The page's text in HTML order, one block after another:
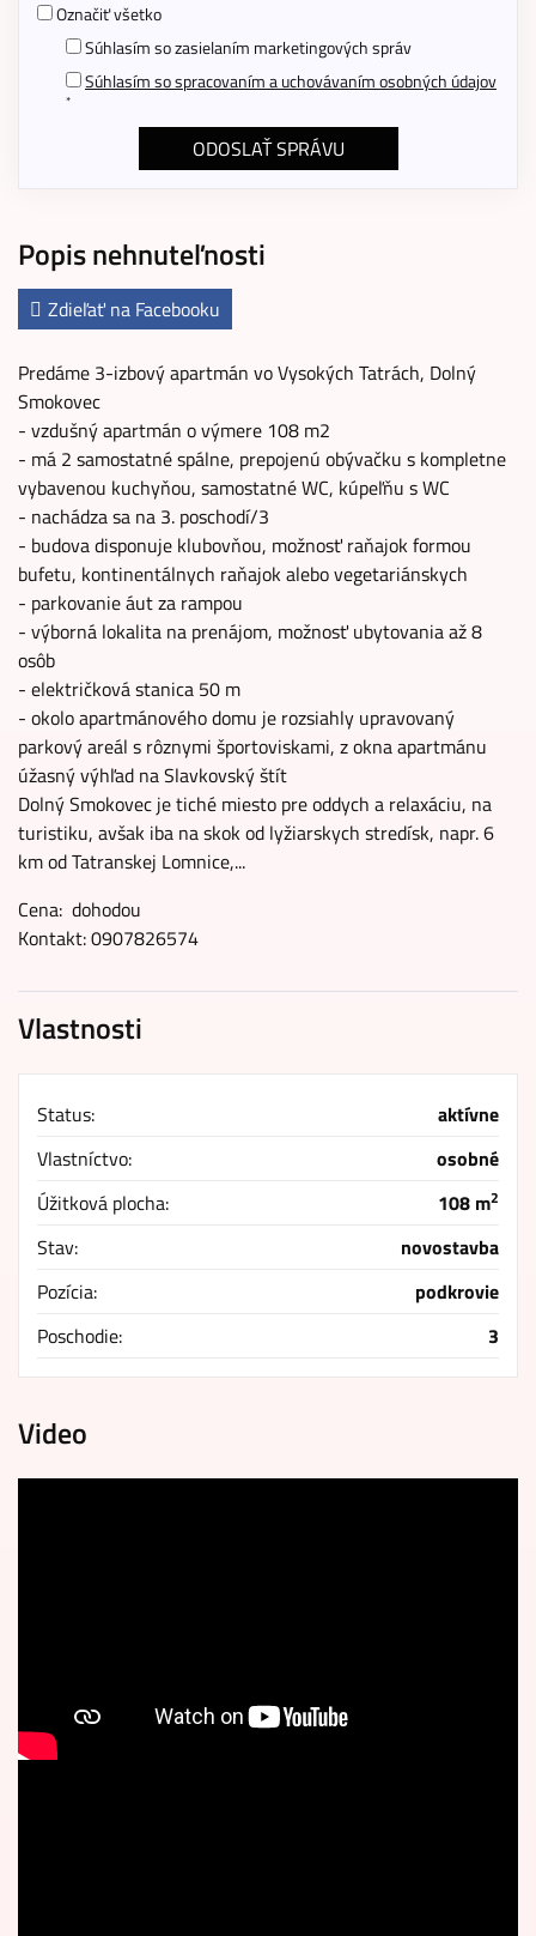
Popis nehnuteľnosti
Zdieľať na Facebooku
Predáme 3-izbový apartmán vo Vysokých Tatrách, Dolný
Smokovec
- vzdušný apartmán o výmere 108 m2
- má 2 samostatné spálne, prepojenú obývačku s kompletne
vybavenou kuchyňou, samostatné WC, kúpeľňu s WC
- nachádza sa na 3. poschodí/3
- budova disponuje klubovňou, možnosť raňajok formou
bufetu, kontinentálnych raňajok alebo vegetariánskych
- parkovanie áut za rampou
- výborná lokalita na prenájom, možnosť ubytovania až 8
osôb
- električková stanica 50 m
- okolo apartmánového domu je rozsiahly upravovaný
parkový areál s rôznymi športoviskami, z okna apartmánu
úžasný výhľad na Slavkovský štít
Dolný Smokovec je tiché miesto pre oddych a relaxáciu, na
turistiku, avšak iba na skok od lyžiarskych stredísk, napr. 6
km od Tatranskej Lomnice,...
Cena: dohodou
Kontakt: 0907826574
Vlastnosti
Status:
aktívne
Vlastníctvo:
osobné
Úžitková plocha:
108 m2
Stav:
novostavba
Pozícia:
podkrovie
Poschodie:
3
Video
Označiť všetko
Súhlasím so zasielaním marketingových správ
Súhlasím so spracovaním a uchovávaním osobných údajov
*